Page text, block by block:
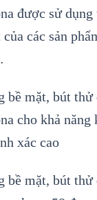
được sử
các sản
bề mặt, bút
cho khả năng
xác cao
bề mặt, bút